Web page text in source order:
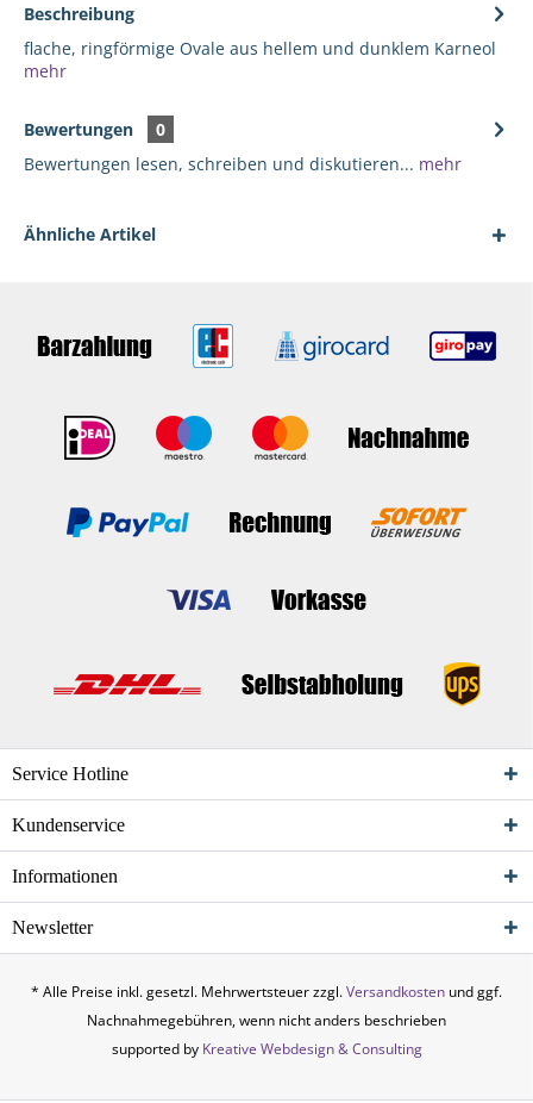
Beschreibung
flache, ringförmige Ovale aus hellem und dunklem Karneol
mehr
Bewertungen
0
Bewertungen lesen, schreiben und diskutieren... mehr
Ähnliche Artikel
Service Hotline
Kundenservice
Informationen
Newsletter
* Alle Preise inkl. gesetzl. Mehrwertsteuer zzgl.Versandkosten und ggf.
Nachnahmegebühren, wenn nicht anders beschrieben
supported by Kreative Webdesign & Consulting